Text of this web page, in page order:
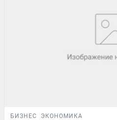
БИЗНЕС ЭКОНОМИКА